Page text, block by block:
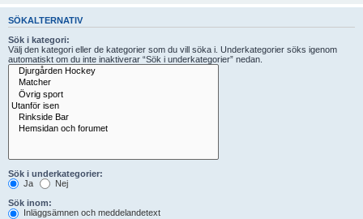
SÖKALTERNATIV
Sök i kategori:
Välj den kategori eller de kategorier som du vill söka i. Underkategorier söks igenom
automatiskt om du inte inaktiverar “Sök i underkategorier” nedan.
Sök i underkategorier:
Ja
Nej
Sök inom:
Inläggsämnen och meddelandetext